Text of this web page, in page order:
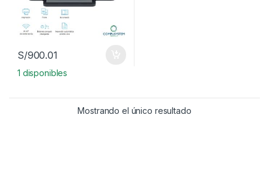
S/900.01
1 disponibles
Mostrando el único resultado